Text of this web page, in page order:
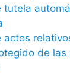
tutela
actos
de las